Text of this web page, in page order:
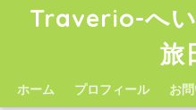
Traverio-へ
旅
ホーム プロフィール お